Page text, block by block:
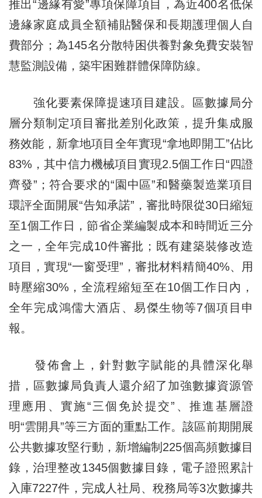
推出“邊緣有愛”專項保障項目，為近400名低保
邊緣家庭成員全額補貼醫保和長期護理個人自
費部分；為145名分散特困供養對象免費安裝智
慧監測設備，築牢困難群體保障防線。
強化要素保障提速項目建設。區數據局分
層分類制定項目審批差別化政策，提升集成服
務效能，新拿地項目全年實現“拿地即開工”佔比
83%，其中信力機械項目實現2.5個工作日“四證
齊發”；符合要求的“園中區”和醫藥製造業項目
環評全面開展“告知承諾”，審批時限從30日縮短
至1個工作日，節省企業編製成本和時間近三分
之一，全年完成10件審批；既有建築裝修改造
項目，實現“一窗受理”，審批材料精簡40%、用
時壓縮30%，全流程縮短至在10個工作日內，
全年完成鴻儒大酒店、易傑生物等7個項目申
報。
發佈會上，針對數字賦能的具體深化舉
措，區數據局負責人還介紹了加強數據資源管
理應用、實施“三個免於提交”、推進基層證
明“雲開具”等三方面的重點工作。該區前期開展
公共數據攻堅行動，新增編制225個高頻數據目
錄，治理整改1345個數據目錄，電子證照累計
入庫7227件，完成人社局、稅務局等3次數據共